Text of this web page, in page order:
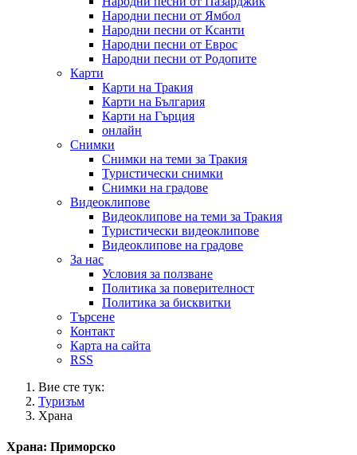
Народни песни от Ямбол
Народни песни от Ксанти
Народни песни от Еврос
Народни песни от Родопите
Карти
Карти на Тракия
Карти на България
Карти на Гърция
онлайн
Снимки
Снимки на теми за Тракия
Туристически снимки
Снимки на градове
Видеоклипове
Видеоклипове на теми за Тракия
Туристически видеоклипове
Видеоклипове на градове
За нас
Условия за ползване
Политика за поверителност
Политика за бисквитки
Търсене
Контакт
Карта на сайта
RSS
Вие сте тук:
Туризъм
Храна
Храна: Приморско